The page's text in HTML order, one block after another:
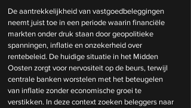
De aantrekkelijkheid van vastgoedbeleggingen
neemt juist toe in een periode waarin financiële
markten onder druk staan door geopolitieke
spanningen, inflatie en onzekerheid over
rentebeleid. De huidige situatie in het Midden
Oosten zorgt voor nervositeit op de beurs, terwijl
centrale banken worstelen met het beteugelen
van inflatie zonder economische groei te
verstikken. In deze context zoeken beleggers naar